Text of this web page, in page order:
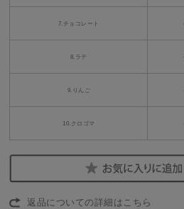
7.チョコレート
8.ラテ
9.りんご
10.クロゴマ
返品についての詳細はこちら